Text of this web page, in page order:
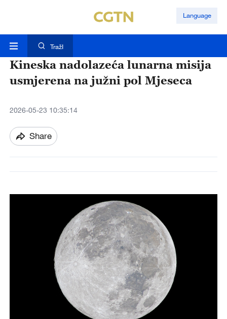
Language
TražI
Kineska nadolazeća lunarna misija
usmjerena na južni pol Mjeseca
2026-05-23 10:35:14
Share